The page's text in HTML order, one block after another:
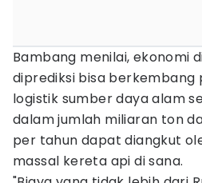
Bambang menilai, ekonomi
diprediksi bisa berkembang
logistik sumber daya alam
dalam jumlah miliaran ton
per tahun dapat diangkut
massal kereta api di sana.